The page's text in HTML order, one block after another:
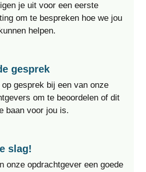
je uit voor een eerste
om te bespreken hoe we jou
helpen.
gesprek
gesprek bij een van onze
om te beoordelen of dit
baan voor jou is.
slag!
onze opdrachtgever een goede